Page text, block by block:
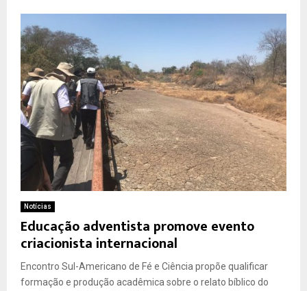
Notícias
Educação adventista promove evento
criacionista internacional
Encontro Sul-Americano de Fé e Ciência propõe qualificar
formação e produção acadêmica sobre o relato bíblico do